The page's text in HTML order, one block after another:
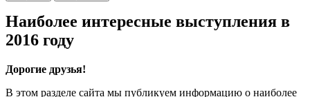
Наиболее интересные выступления в
2016 году
Дорогие друзья!
В этом разделе сайта мы публикуем информацию о наиболее